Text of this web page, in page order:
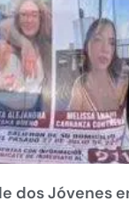
dos Jóvenes